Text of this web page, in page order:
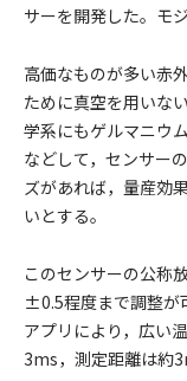
サーを開発した。モ
高価なものが多い赤
ために真空を用いな
学系にもゲルマニウ
などして，センサー
ズがあれば，量産効
いとする。
このセンサーの公称
±0.5程度まで調整が
アプリにより，広い
3ms，測定距離は約